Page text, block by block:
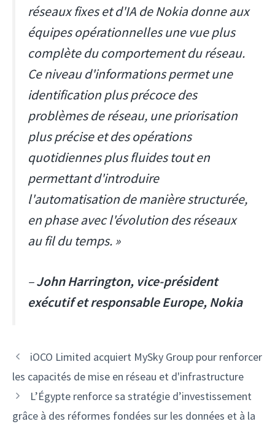
réseaux fixes et d'IA de Nokia donne aux
équipes opérationnelles une vue plus
complète du comportement du réseau.
Ce niveau d'informations permet une
identification plus précoce des
problèmes de réseau, une priorisation
plus précise et des opérations
quotidiennes plus fluides tout en
permettant d'introduire
l'automatisation de manière structurée,
en phase avec l'évolution des réseaux
au fil du temps. »
–John Harrington, vice-président
exécutif et responsable Europe, Nokia
Navigation
des
articles
iOCO Limited acquiert MySky Group pour renforcer
les capacités de mise en réseau et d'infrastructure
L’Égypte renforce sa stratégie d’investissement
grâce à des réformes fondées sur les données et à la